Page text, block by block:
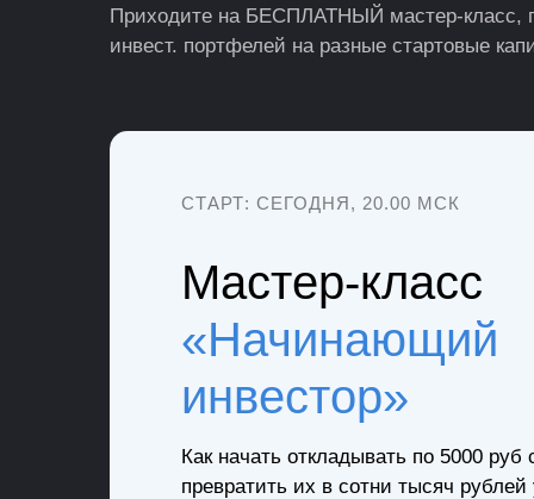
Приходите на БЕСПЛАТНЫЙ мастер-класс,
инвест. портфелей на разные стартовые
СТАРТ: СЕГОДНЯ, 20.00 МСК
Мастер-класс
«Начинающий
инвестор»
Как начать откладывать по 5000 руб
превратить их в сотни тысяч рублей